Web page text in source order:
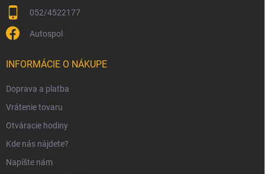
052/4522177
Autospol
INFORMÁCIE O NÁKUPE
Doprava a platba
Vrátenie tovaru
Otváracie hodiny
Kde nás nájdete?
Napíšte nám